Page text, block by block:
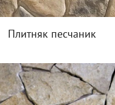
Плитняк песчаник